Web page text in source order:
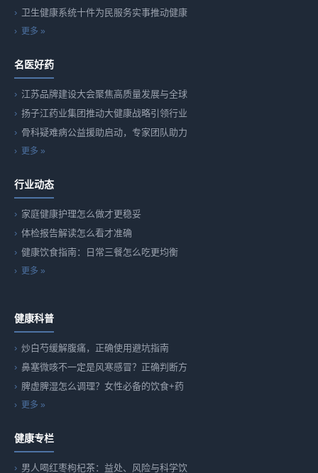
卫生健康系统十件为民服务实事推动健康
更多 »
名医好药
江苏品牌建设大会聚焦高质量发展与全球
扬子江药业集团推动大健康战略引领行业
骨科疑难病公益援助启动，专家团队助力
更多 »
行业动态
家庭健康护理怎么做才更稳妥
体检报告解读怎么看才准确
健康饮食指南：日常三餐怎么吃更均衡
更多 »
健康科普
炒白芍缓解腹痛，正确使用避坑指南
鼻塞微咳不一定是风寒感冒？正确判断方
脾虚脾湿怎么调理？女性必备的饮食+药
更多 »
健康专栏
男人喝红枣枸杞茶：益处、风险与科学饮